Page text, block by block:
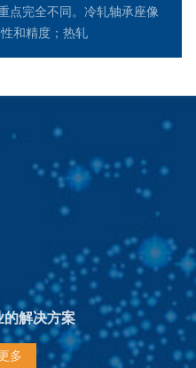
完全不同。冷轧轴承座像
和精度；热轧
解决方案
多